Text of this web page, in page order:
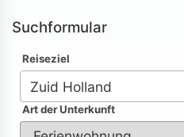
Suchformular
Reiseziel
Art der Unterkunft